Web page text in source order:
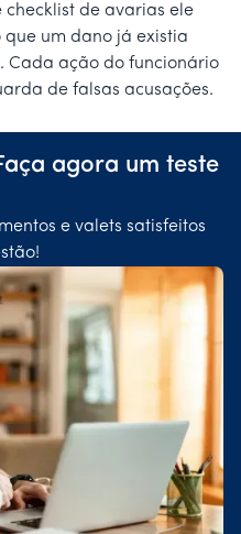
de avarias ele
um dano já existia
Cada ação do funcionário
de falsas acusações.
agora um teste
e valets satisfeitos